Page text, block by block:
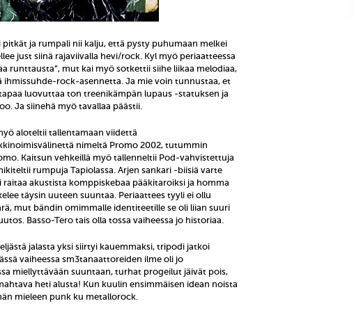
pitkät ja rumpali nii kalju, että pysty puhumaan melkei
just siinä rajaviivalla hevi/rock. Kyl myö periaatteessa
runttausta”, mut kai myö sotkettii siihe liikaa melodiaa,
ihmissuhde-rock-asennetta. Ja mie voin tunnustaa, et
luovuttaa ton treenikämpän lupaus -statuksen ja
Ja siinehä myö tavallaa päästii.
aloteltii tallentamaan viidettä
nimeltä Promo 2002, tutummin
Kaitsun vehkeillä myö tallenneltii Pod-vahvistettuja
rumpuja Tapiolassa. Arjen sankari -biisiä varte
raitaa akustista komppiskebaa pääkitaroiksi ja homma
täysin uuteen suuntaa. Periaattees tyyli ei ollu
mut bändin omimmalle identiteetille se oli liian suuri
Basso-Tero tais olla tossa vaiheessa jo historiaa.
jalasta yksi siirtyi kauemmaksi, tripodi jatkoi
vaiheessa sm3tanaattoreiden ilme oli jo
miellyttävään suuntaan, turhat progeilut jäivät pois,
heti alusta! Kun kuulin ensimmäisen idean noista
mieleen punk ku metallorock.